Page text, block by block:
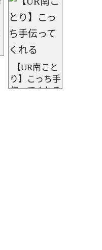
【UR南こと
り】こっち手
伝ってくれる